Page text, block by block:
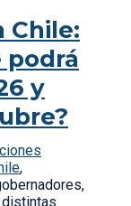
Chile:
podrá
y
,